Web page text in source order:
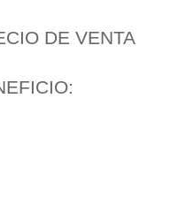
DE